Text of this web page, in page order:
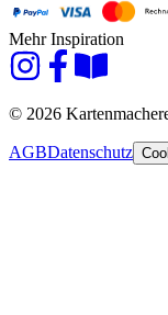
Mehr Inspiration
© 2026
AGBDatenschutz